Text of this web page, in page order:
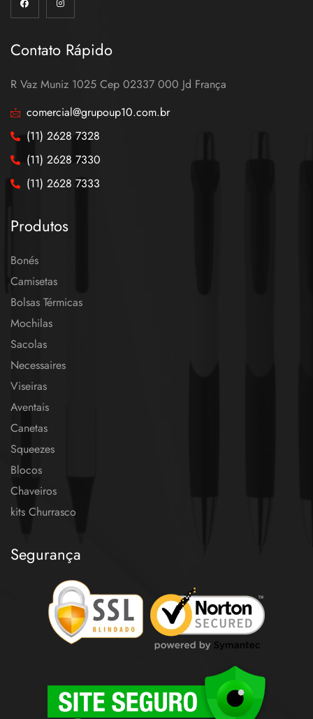
Contato Rápido
R Vaz Muniz 1025 Cep 02337 000 Jd França
comercial@grupoup10.com.br
(11) 2628 7328
(11) 2628 7330
(11) 2628 7333
Produtos
Bonés
Camisetas
Bolsas Térmicas
Mochilas
Sacolas
Necessaires
Viseiras
Aventais
Canetas
Squeezes
Blocos
Chaveiros
kits Churrasco
Segurança